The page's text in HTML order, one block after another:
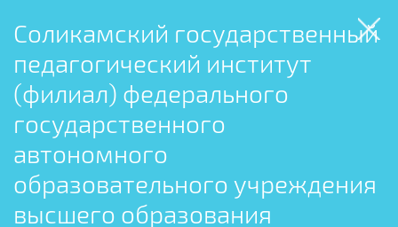
Соликамский государственный
педагогический институт
(филиал) федерального
государственного
автономного
образовательного учреждения
высшего образования